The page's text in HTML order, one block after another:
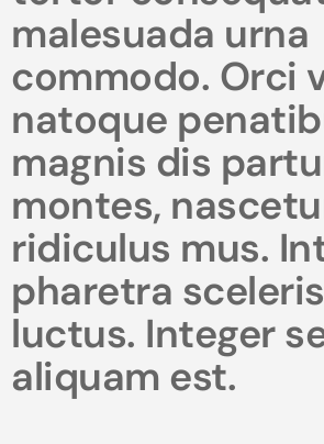
malesuada urna
commodo. Orci
natoque
magnis dis
montes,
ridiculus mus.
pharetra
luctus. Integer
aliquam est.